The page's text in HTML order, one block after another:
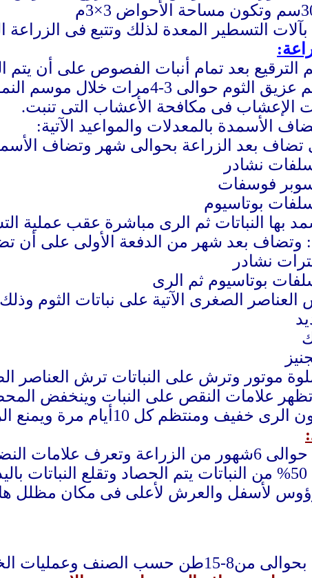
بآلات التسطير المعدة لذلك وتتبع فى الزراعة
الترقيع بعد تمام أنبات الفصوص على أن
يتم عزيق الثوم حوالى 3-
الإعشاب فى مكافحة الأعشاب التى تنبت.
الأسمدة بالمعدلات والمواعيد الآتية:
ات بوتاسيوم
بها النباتات ثم الرى مباشرة عقب عملية
نشادر
موتور وترش على النباتات ترش العناصر
علامات النقص على النبات وينخفض
الرى خفيف ومنتظم كل 10
يام مرة ويمنع
علامات النضج ب
العلامات بنسبة 50% من النباتات يتم الحصاد وتقلع
لأسفل والعرش لأعلى فى مكان مظلل
الصنف وعمليات الخدمة